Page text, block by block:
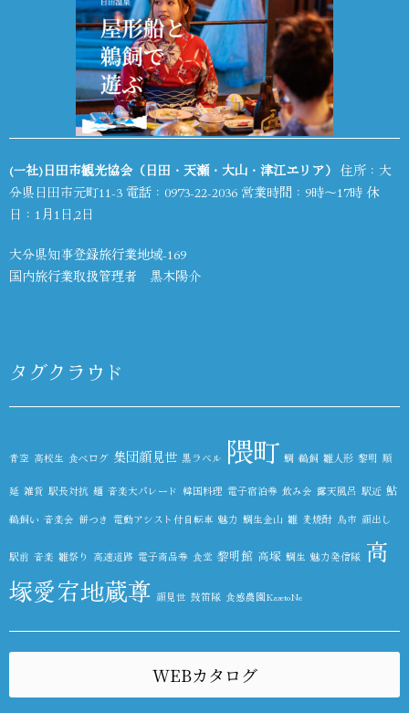
(一社)日田市観光協会（日田・天瀬・大山・津江エリア） 住所：大
分県日田市元町11-3 電話： 0973-22-2036 営業時間：9時～17時 休
日：1月1日,2日
大分県知事登録旅行業地域-169
国内旅行業取扱管理者 黒木陽介
タグクラウド
青空 高校生 食べログ 集団顔見世 黒ラベル 隈町 鯛 鵜飼 雛人形 黎明 順
延 雑貨 駅長対抗 麺 音楽大パレード 韓国料理 電子宿泊券 飲み会 露天風呂 駅近 鮎
鵜飼い 音楽会 餅つき 電動アシスト付自転車 魅力 鯛生金山 雛 麦焼酎 鳥市 顔出し
駅前 音楽 雛祭り 高速道路 電子商品券 食堂 黎明館 高塚 鯛生 魅力発信隊 高
塚愛宕地蔵尊 顔見世 鼓笛隊 食感農園KazetoNe
WEBカタログ